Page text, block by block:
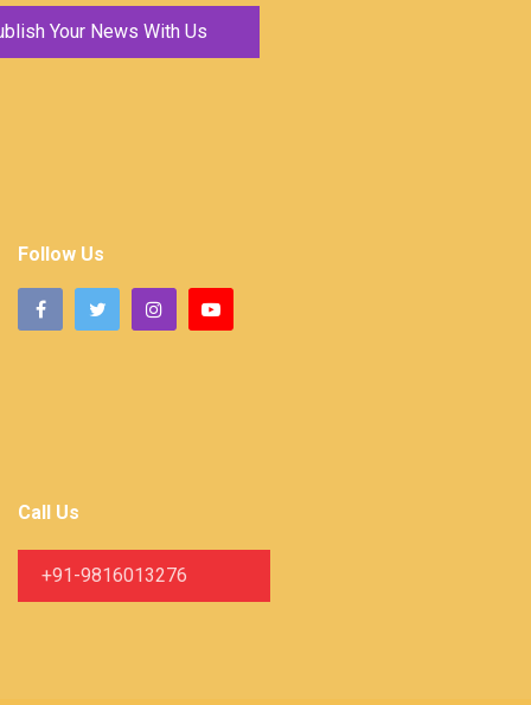
Your News With Us
Follow Us
Call Us
+91-9816013276